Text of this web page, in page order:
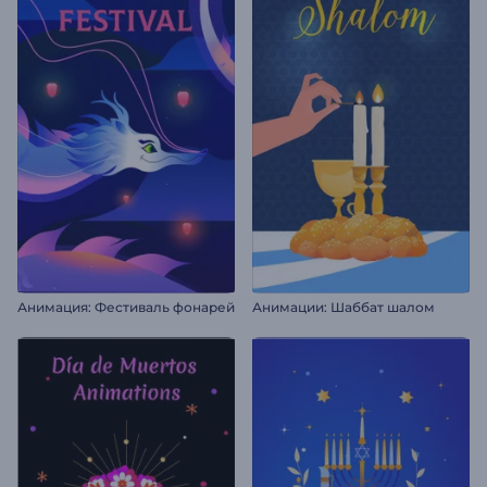
Анимация: Фестиваль фонарей Анимации: Шаббат шалом